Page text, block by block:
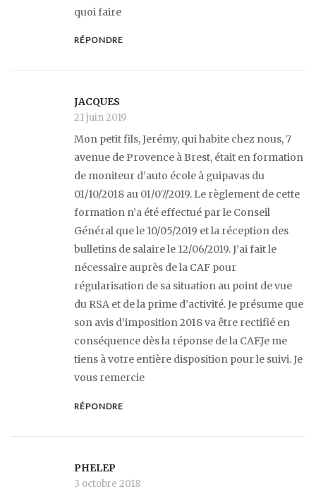
quoi faire
RÉPONDRE
JACQUES
21 juin 2019
Mon petit fils, Jerémy, qui habite chez nous, 7
avenue de Provence à Brest, était en formation
de moniteur d’auto école à guipavas du
01/10/2018 au 01/07/2019. Le règlement de cette
formation n’a été effectué par le Conseil
Général que le 10/05/2019 et la réception des
bulletins de salaire le 12/06/2019. J’ai fait le
nécessaire auprès de la CAF pour
régularisation de sa situation au point de vue
du RSA et de la prime d’activité. Je présume que
son avis d’imposition 2018 va être rectifié en
conséquence dès la réponse de la CAF.Je me
tiens à votre entière disposition pour le suivi. Je
vous remercie
RÉPONDRE
PHELEP
3 octobre 2018